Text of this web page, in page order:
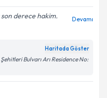
derece hakim.
Devamı
Haritada Göster
Bulvarı Arı Residence No: